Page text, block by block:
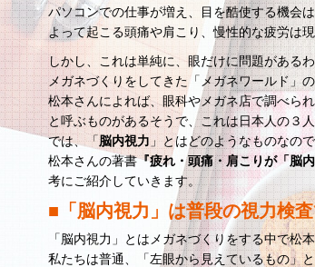
パソコンでの仕事が増え、目を酷使する機会
よって起こる頭痛や肩こり、慢性的な疲労は
しかし、これは単純に、眼だけに問題がある
メガネづくりをしてきた「メガネワールド」
松本さんによれば、眼科やメガネ店で調べら
と呼ぶものがあるそうで、これは日本人の３
では、「脳内視力」とはどのようなものなの
松本さんの著書『疲れ・頭痛・肩こりが「脳
考にご紹介していきます。
■「脳内視力」は普段の視力検
「脳内視力」とはメガネづくりをする中で松
私たちは普通、「左眼から見えているもの」